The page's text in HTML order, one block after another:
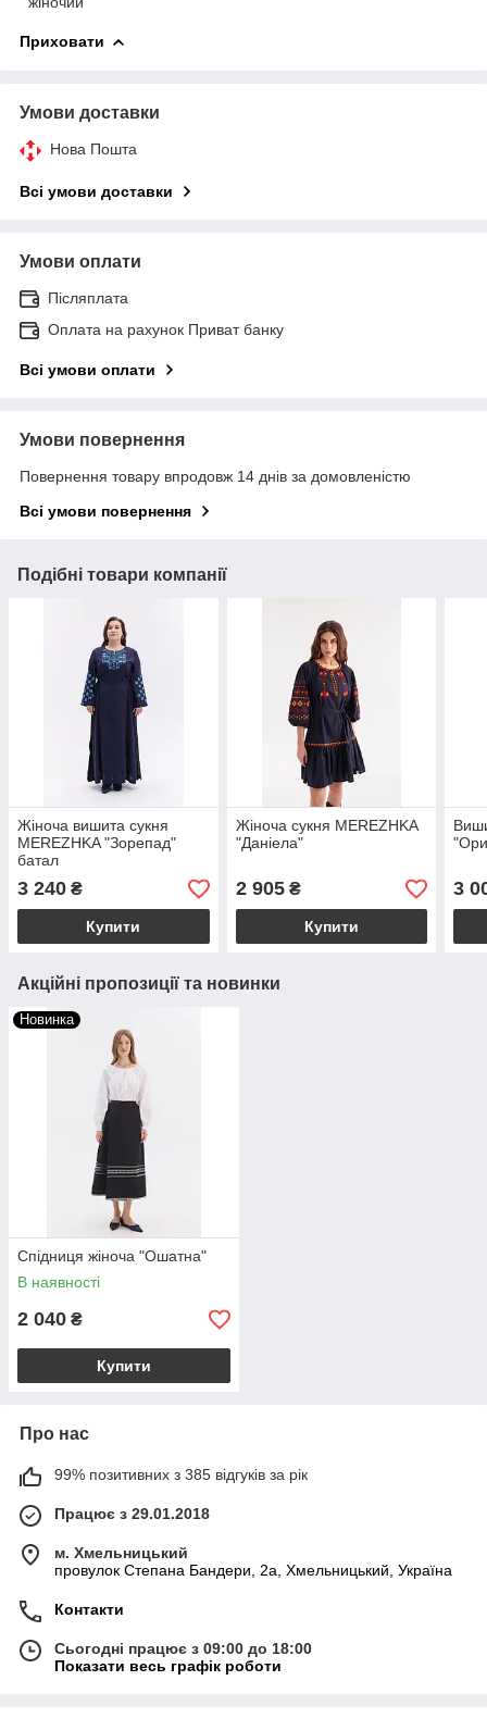
Приховати
Умови доставки
Нова Пошта
Всі умови доставки
Умови оплати
Післяплата
Оплата на рахунок Приват банку
Всі умови оплати
Умови повернення
Повернення товару впродовж 14 днів за домовленістю
Всі умови повернення
Подібні товари компанії
Жіноча вишита сукня
MEREZHKA "Зорепад"
батал
3 240 ₴
Купити
Жіноча сукня MEREZHKA
"Даніела"
2 905₴
Купити
3
Акційні пропозиції та новинки
Новинка
Спідниця жіноча "Ошатна"
В наявності
2 040 ₴
Купити
Про нас
99% позитивних з 385 відгуків за рік
Працює з 29.01.2018
м. Хмельницький
провулок Степана Бандери, 2a, Хмельницький, Україна
Контакти
Сьогодні працює з 09:00 до 18:00
Показати весь графік роботи